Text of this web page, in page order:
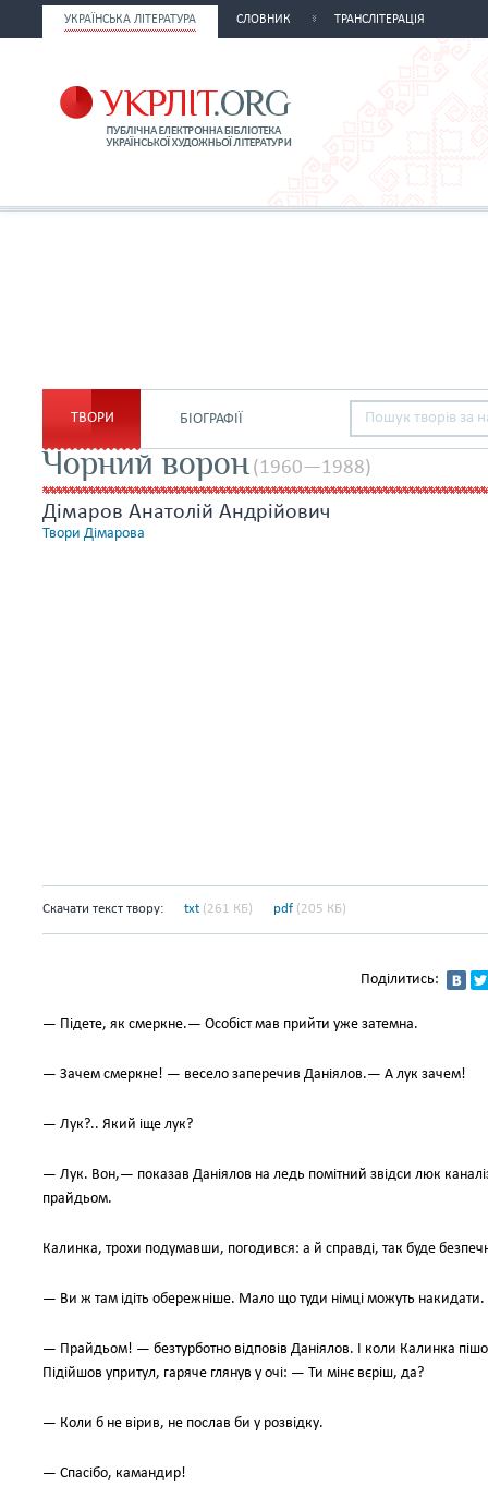
УКРАЇНСЬКА ЛІТЕРАТУРА СЛОВНИК ТРАНСЛІТЕРАЦІЯ
ТВОРИ БІОГРАФІЇ
Чорний ворон (1960—1988)
Дімаров Анатолій Андрійович
Твори Дімарова
Скачати текст твору: txt (261 КБ) pdf (205 КБ)
Поділитись:
— Підете, як смеркне.— Особіст мав прийти уже затемна.
— Зачем смеркне! — весело заперечив Даніялов.— А лук зачем!
— Лук?.. Який іще лук?
— Лук. Вон,— показав Даніялов на ледь помітний звідси люк
прайдьом.
Калинка, трохи подумавши, погодився: а й справді, так буде
— Ви ж там ідіть обережніше. Мало що туди німці можуть накидати.
— Прайдьом! — безтурботно відповів Даніялов. І коли Калинка
Підійшов упритул, гаряче глянув у очі: — Ти мінє вєріш, да?
— Коли б не вірив, не послав би у розвідку.
— Спасібо, камандир!